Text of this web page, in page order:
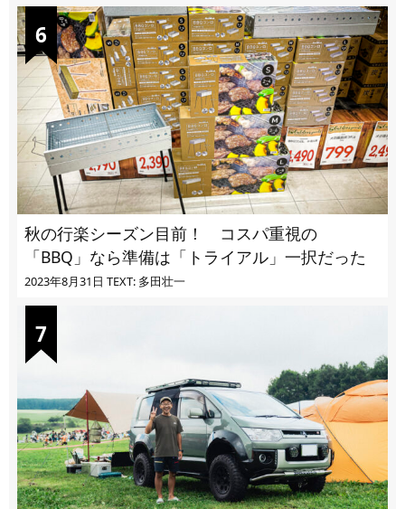
秋の行楽シーズン目前！ コスパ重視の
「BBQ」なら準備は「トライアル」一択だった
2023年8月31日 TEXT: 多田壮一